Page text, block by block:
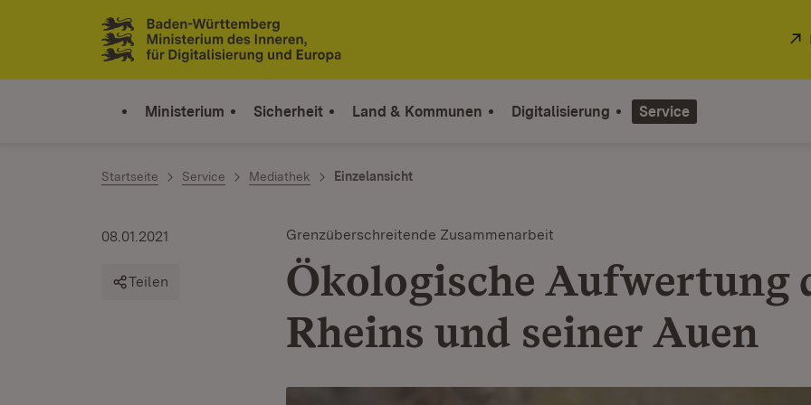
Zum Inhalt springen
Link zur Startseite
Ministerium Sicherheit Land & Kommunen Digitalisierung Service
Startseite Service Mediathek Einzelansicht
Grenzüberschreitende Zusammenarbeit
Ökologische Aufwertung
Rheins und seiner Auen
08.01.2021
Teilen